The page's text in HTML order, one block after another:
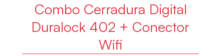
Combo Cerradura Digital
Duralock 402 + Conector
Wifi